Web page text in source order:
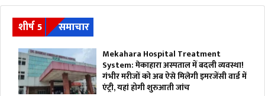
शीर्ष 5 समाचार
Mekahara Hospital Treatment
System: मेकाहारा अस्पताल में बदली व्यवस्था!
गंभीर मरीजों को अब ऐसे मिलेगी इमरजेंसी वार्ड में
एंट्री, यहां होगी शुरुआती जांच